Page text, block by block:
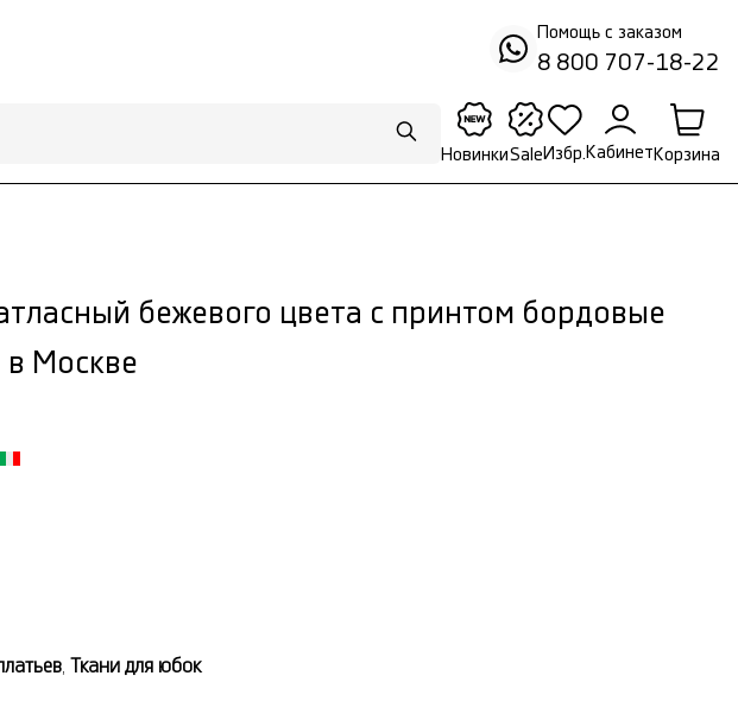
Помощь с заказом
8 800 707-18-22
НовинкиSale Избр. Кабинет Корзина
бежевого цвета с принтом бордовые
Москве
Ткани для юбок